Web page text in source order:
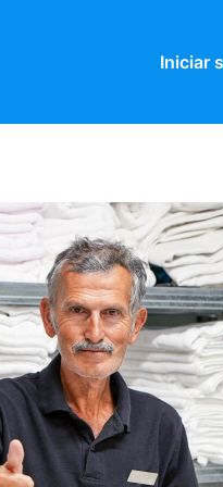
Iniciar